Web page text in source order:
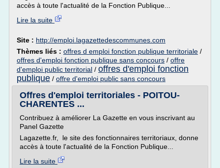
accès à toute l'actualité de la Fonction Publique...
Lire la suite
Site : http://emploi.lagazettedescommunes.com
Thèmes liés : offres d emploi fonction publique territoriale /
offres d'emploi fonction publique sans concours / offre
d'emploi public territorial / offres d'emploi fonction
publique / offre d'emploi public sans concours
Offres d'emploi territoriales - POITOU-
CHARENTES ...
Contribuez à améliorer La Gazette en vous inscrivant au
Panel Gazette
Lagazette.fr, le site des fonctionnaires territoriaux, donne
accès à toute l'actualité de la Fonction Publique...
Lire la suite